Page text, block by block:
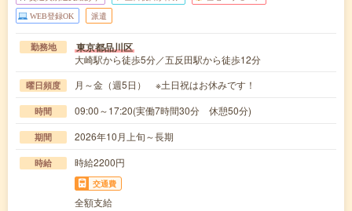
WEB登録OK 派遣
勤務地 東京都品川区
大崎駅から徒歩5分／五反田駅から徒歩12分
曜日頻度 月～金（週5日） ※土日祝はお休みです！
時間 09:00～17:20(実働7時間30分 休憩50分)
期間 2026年10月上旬～長期
時給 時給2200円
交通費
全額支給